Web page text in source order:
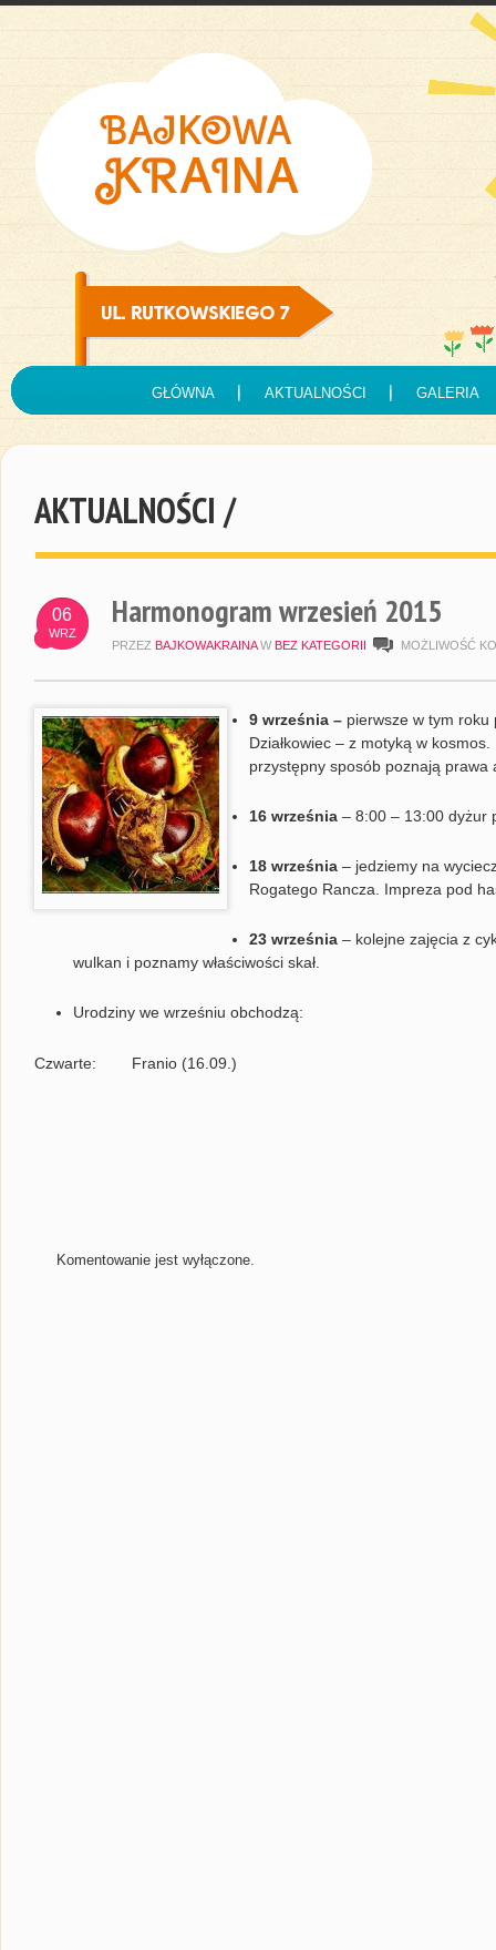
GŁÓWNA AKTUALNOŚCI GALERIA
AKTUALNOŚCI /
06
WRZ
Harmonogram wrzesień 2015
PRZEZ BAJKOWAKRAINA W BEZ KATEGORII MOŻLIWOŚĆ
9 września – pierwsze w tym roku
Działkowiec – z motyką w
przystępny sposób poznają prawa
16 września – 8:00 – 13:00 dyżur
18 września – jedziemy na
Rogatego Rancza. Impreza pod
23 września – kolejne zajęcia z
wulkan i poznamy właściwości skał.
Urodziny we wrześniu obchodzą:
Czwarte: Franio (16.09.)
Komentowanie jest wyłączone.